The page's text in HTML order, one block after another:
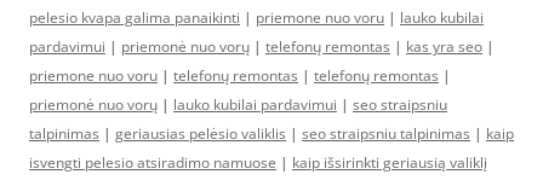
pelesio kvapa galima panaikinti | priemone nuo voru | lauko kubilai
pardavimui | priemonė nuo vorų | telefonų remontas | kas yra seo |
priemone nuo voru | telefonų remontas | telefonų remontas |
priemonė nuo vorų | lauko kubilai pardavimui | seo straipsniu
talpinimas | geriausias pelėsio valiklis | seo straipsniu talpinimas | kaip
isvengti pelesio atsiradimo namuose | kaip išsirinkti geriausią valiklį